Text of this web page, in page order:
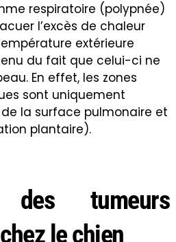
respiratoire (polypnée)
l’excès de chaleur
extérieure
du fait que celui-ci ne
En effet, les zones
sont uniquement
la surface pulmonaire et
plantaire).
des tumeurs
le chien